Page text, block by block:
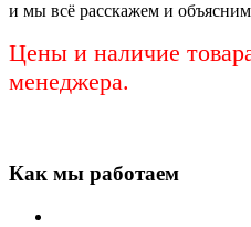
и мы всё расскажем и объясним
Цены и наличие
менеджера.
Как мы работаем